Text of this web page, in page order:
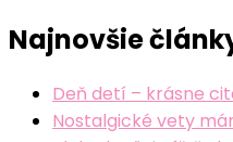
Najnovšie
Deň detí – krásne
Nostalgické vety